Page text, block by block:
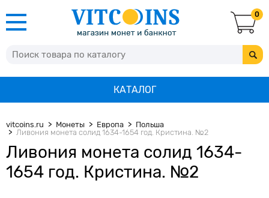
0
КАТАЛОГ
vitcoins.ru Монеты Европа
Польша
Ливония монета солид 1634-1654 год. Кристина. №2
Ливония монета солид 1634-
1654 год. Кристина. №2